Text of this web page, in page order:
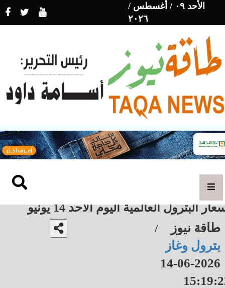
الأحد ٠٩ / أغسطس /
٢٠٢٦
البترول العالمية اليوم الأحد 14 يونيو
طاقة نيوز /
بترول وغاز
2026-06-14